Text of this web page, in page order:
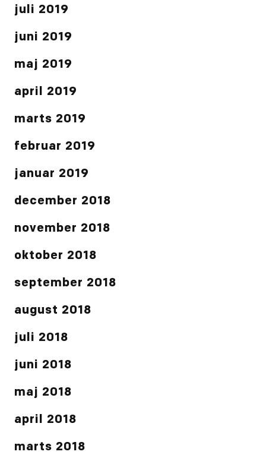
juli 2019
juni 2019
maj 2019
april 2019
marts 2019
februar 2019
januar 2019
december 2018
november 2018
oktober 2018
september 2018
august 2018
juli 2018
juni 2018
maj 2018
april 2018
marts 2018